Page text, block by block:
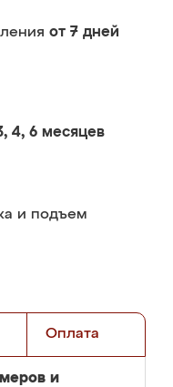
от 7 дней
4, 6 месяцев
и подъем
Оплата
и